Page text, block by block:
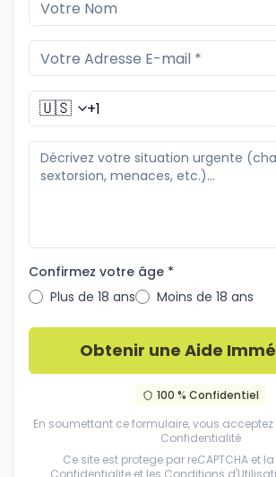
🇺🇸
Confirmez votre âge *
Plus de 18 ans
Moins de 18 ans
Obtenir une Aide
100 % Confidentiel
En soumettant ce formulaire, vous acceptez
Confidentialité
Ce site est protege par reCAPTCHA et la
Confidentialite et les Conditions